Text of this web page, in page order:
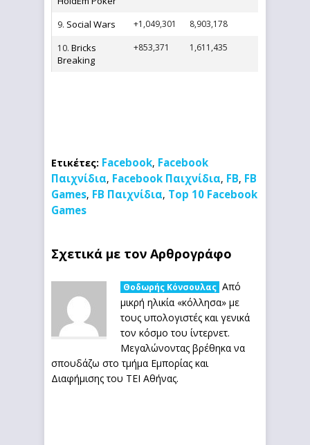
9. Social Wars +1,049,301 8,903,178
10. Bricks
Breaking
+853,371 1,611,435
Ετικέτες: Facebook, Facebook
Παιχνίδια, Facebook Παιχνίδια, FB, FB
Games, FB Παιχνίδια, Top 10 Facebook
Games
Σχετικά με τον Αρθρογράφο
Θοδωρής Κόνσουλας Από
μικρή ηλικία «κόλλησα» με
τους υπολογιστές και γενικά
τον κόσμο του ίντερνετ.
Μεγαλώνοντας βρέθηκα να
σπουδάζω στο τμήμα Εμπορίας και
Διαφήμισης του ΤΕΙ Αθήνας.